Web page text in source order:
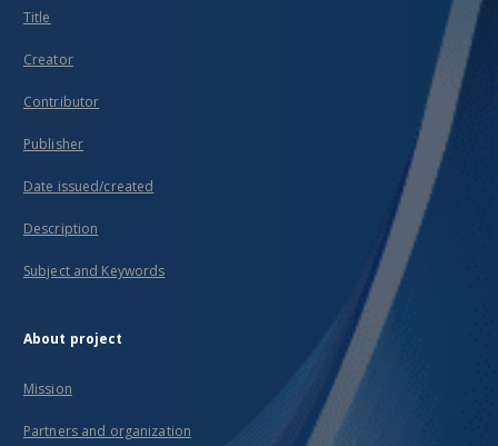
Title
Creator
Contributor
Publisher
Date issued/created
Description
Subject and Keywords
About project
Mission
Partners and organization